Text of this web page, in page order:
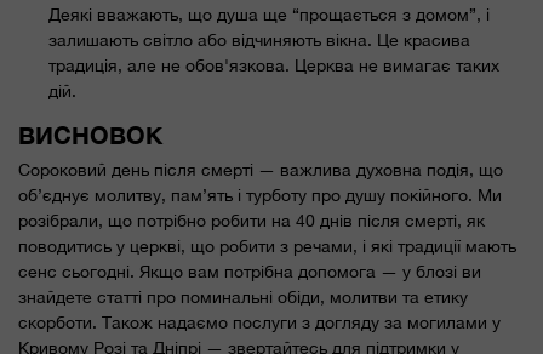
Деякі вважають, що душа ще “прощається з домом”, і
залишають світло або відчиняють вікна. Це красива
традиція, але не обов'язкова. Церква не вимагає таких
дій.
ВИСНОВОК
Сороковий день після смерті — важлива духовна подія, що
об’єднує молитву, пам’ять і турботу про душу покійного. Ми
розібрали, що потрібно робити на 40 днів після смерті, як
поводитись у церкві, що робити з речами, і які традиції мають
сенс сьогодні. Якщо вам потрібна допомога — у блозі ви
знайдете статті про поминальні обіди, молитви та етику
скорботи. Також надаємо послуги з догляду за могилами у
Кривому Розі та Дніпрі — звертайтесь для підтримки у